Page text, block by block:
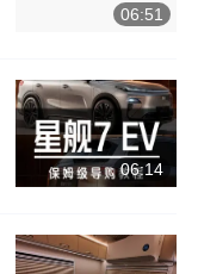
06:51
06:14